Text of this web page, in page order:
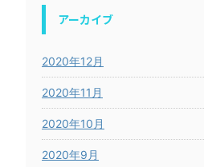
アーカイブ
2020年12月
2020年11月
2020年10月
2020年9月